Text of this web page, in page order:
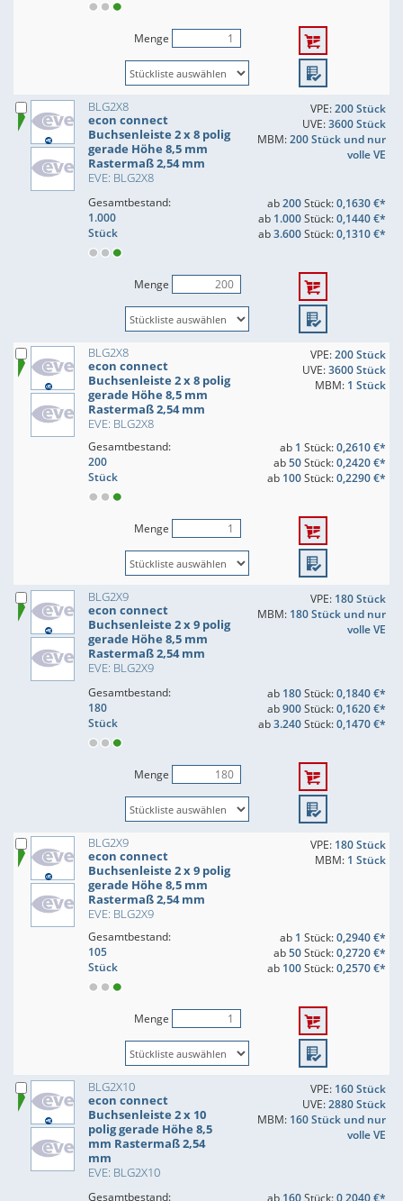
Menge
BLG2X8
econ connect
Buchsenleiste 2 x 8 polig
gerade Höhe 8,5 mm
Rastermaß 2,54 mm
EVE: BLG2X8
VPE:200 Stück
UVE:3600 Stück
MBM:200 Stück und nur
volle VE
Gesamtbestand:
1.000
Stück
ab200Stück:0,1630 €*
ab 1.000Stück:0,1440 €*
ab3.600Stück:0,1310 €*
Menge
BLG2X8
econ connect
Buchsenleiste 2 x 8 polig
gerade Höhe 8,5 mm
Rastermaß 2,54 mm
EVE: BLG2X8
VPE:200 Stück
UVE:3600 Stück
MBM: 1 Stück
Gesamtbestand:
200
Stück
ab 1 Stück:0,2610 €*
ab50Stück:0,2420 €*
ab 100Stück:0,2290 €*
Menge
BLG2X9
econ connect
Buchsenleiste 2 x 9 polig
gerade Höhe 8,5 mm
Rastermaß 2,54 mm
EVE: BLG2X9
VPE: 180 Stück
MBM: 180 Stück und nur
volle VE
Gesamtbestand:
180
Stück
ab 180Stück:0,1840 €*
ab900Stück:0,1620 €*
ab3.240Stück:0,1470 €*
Menge
BLG2X9
econ connect
Buchsenleiste 2 x 9 polig
gerade Höhe 8,5 mm
Rastermaß 2,54 mm
EVE: BLG2X9
VPE: 180 Stück
MBM: 1 Stück
Gesamtbestand:
105
Stück
ab 1 Stück:0,2940 €*
ab50Stück:0,2720 €*
ab 100Stück:0,2570 €*
Menge
BLG2X10
econ connect
Buchsenleiste 2 x 10
polig gerade Höhe 8,5
mm Rastermaß 2,54
mm
EVE: BLG2X10
VPE: 160 Stück
UVE:2880 Stück
MBM: 160 Stück und nur
volle VE
Gesamtbestand: ab 160Stück:0,2040 €*